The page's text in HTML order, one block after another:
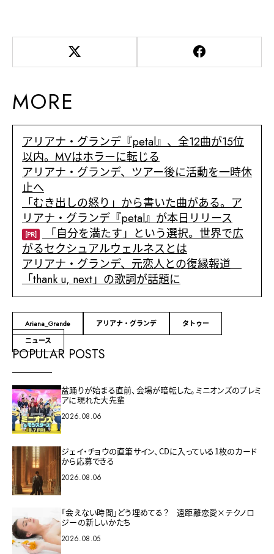
MORE
アリアナ・グランデ『petal』、全12曲が15位
以内。MVはホラーに転じる
アリアナ・グランデ、ツアー後に活動を一時休
止へ
「むき出しの怒り」から書いた曲がある。ア
リアナ・グランデ『petal』が本日リリース
[PR]
「自分を満たす」という選択。世界で広
がるセクシュアルウェルネスとは
アリアナ・グランデ、元恋人との復縁報道
「thank u, next」の歌詞が話題に
Ariana_Grande アリアナ・グランデ
タトゥー
ニュース
POPULAR POSTS
盆踊りが始まる直前、会場が暗転した。ミニオンズのプレミ
アに現れた大先輩
2026.08.06
ジェイ・チョウの直筆サイン、CDに入っている1枚のカード
から応募できる
2026.08.06
「会えない時間」どう埋めてる？ 遠距離恋愛×テクノロ
ジーの新しいかたち
2026.08.05